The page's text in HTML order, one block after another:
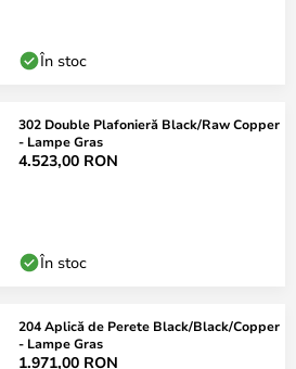
În stoc
302 Double Plafonieră Black/Raw Copper
- Lampe Gras
4.523,00 RON
În stoc
204 Aplică de Perete Black/Black/Copper
- Lampe Gras
1.971,00 RON